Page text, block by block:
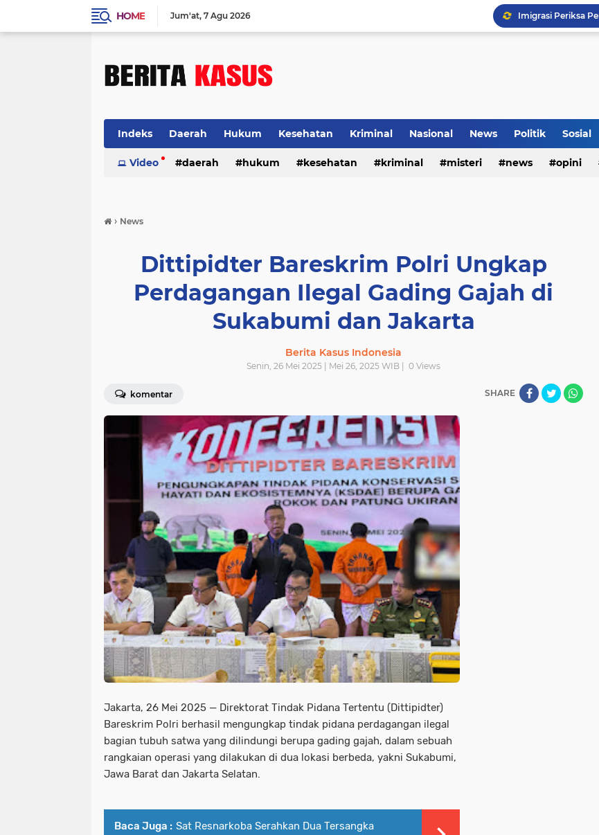
HOME Jum'at 7 Agu 2026
DVI Polda Jatim
Indeks Daerah Hukum Kesehatan Kriminal Nasional News Politik Sosial
Video daerah hukum kesehatan kriminal misteri news opini
› News
Dittipidter Bareskrim Polri Ungkap
Perdagangan Ilegal Gading Gajah di
Sukabumi dan Jakarta
Berita Kasus Indonesia
Senin, 26 Mei 2025 | Mei 26, 2025 WIB | 0 Views
komentar SHARE
Jakarta, 26 Mei 2025 — Direktorat Tindak Pidana Tertentu (Dittipidter)
Bareskrim Polri berhasil mengungkap tindak pidana perdagangan ilegal
bagian tubuh satwa yang dilindungi berupa gading gajah, dalam sebuah
rangkaian operasi yang dilakukan di dua lokasi berbeda, yakni Sukabumi,
Jawa Barat dan Jakarta Selatan.
Baca Juga : Sat Resnarkoba Serahkan Dua Tersangka